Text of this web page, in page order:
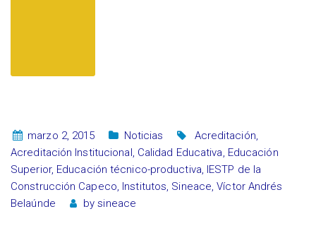
marzo 2, 2015 Noticias Acreditación,
Acreditación Institucional, Calidad Educativa, Educación
Superior, Educación técnico-productiva, IESTP de la
Construcción Capeco, Institutos, Sineace,Víctor Andrés
Belaúnde
bysineace